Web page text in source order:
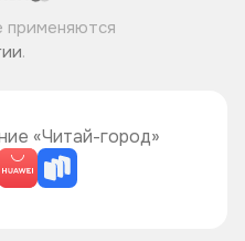
применяются
.
«Читай-город»